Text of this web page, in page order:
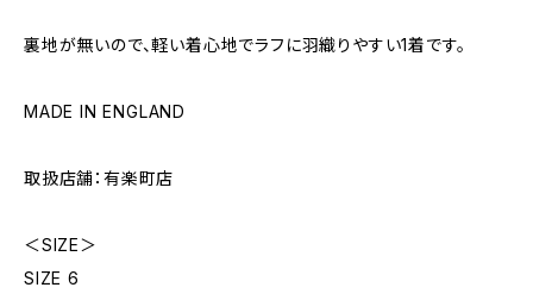
裏地が無いので、軽い着心地でラフに羽織りやすい1着です。
MADE IN ENGLAND
取扱店舗：有楽町店
＜SIZE＞
SIZE 6